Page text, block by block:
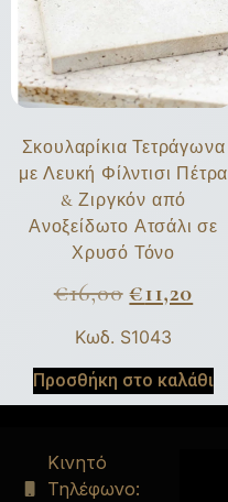
Σκουλαρίκια Τετράγωνα
με Λευκή Φίλντισι Πέτρα
& Ζιργκόν από
Ανοξείδωτο Ατσάλι σε
Χρυσό Τόνο
€16,00 €11,20
Κωδ. S1043
Προσθήκη στο καλάθι
Κινητό
Τηλέφωνο: